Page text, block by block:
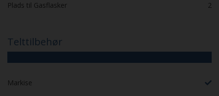
Plads til Gasflasker
2
Telttilbehør
Markise